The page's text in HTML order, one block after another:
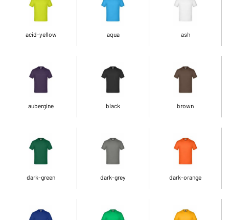
acid-yellow aqua ash
aubergine black brown
dark-green dark-grey dark-orange